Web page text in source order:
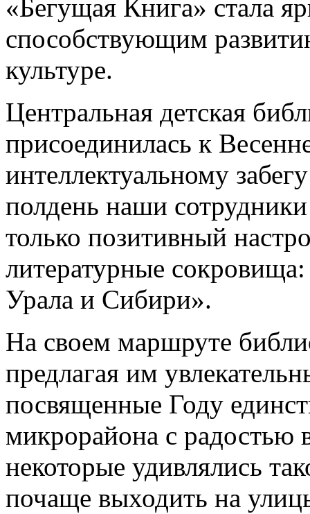
«Бегущая Книга» стала
способствующим
культуре.
Центральная детская
присоединилась к
интеллектуальному
полдень наши
только позитивный
литературные
Урала и Сибири».
На своем маршруте
предлагая им
посвященные Году
микрорайона с радостью
некоторые удивлялись
почаще выходить на